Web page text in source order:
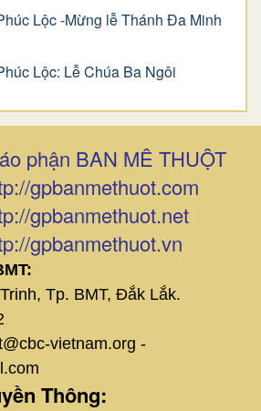
Lộc -Mừng lễ Thánh Đa Minh
Lộc: Lễ Chúa Ba Ngôi
phận BAN MÊ THUỘT
gpbanmethuot.com
gpbanmethuot.net
gpbanmethuot.vn
Tp. BMT, Đắk Lắk.
vietnam.org -
Thông: